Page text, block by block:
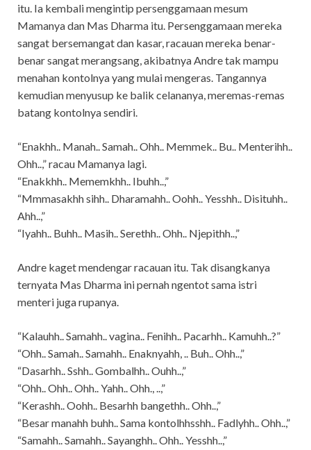
itu. Ia kembali mengintip persenggamaan mesum
Mamanya dan Mas Dharma itu. Persenggamaan mereka
sangat bersemangat dan kasar, racauan mereka benar-
benar sangat merangsang, akibatnya Andre tak mampu
menahan kontolnya yang mulai mengeras. Tangannya
kemudian menyusup ke balik celananya, meremas-remas
batang kontolnya sendiri.
“Enakhh.. Manah.. Samah.. Ohh.. Memmek.. Bu.. Menterihh..
Ohh..,” racau Mamanya lagi.
“Enakkhh.. Mememkhh.. Ibuhh..,”
“Mmmasakhh sihh.. Dharamahh.. Oohh.. Yesshh.. Disituhh..
Ahh..,”
“Iyahh.. Buhh.. Masih.. Serethh.. Ohh.. Njepithh..,”
Andre kaget mendengar racauan itu. Tak disangkanya
ternyata Mas Dharma ini pernah ngentot sama istri
menteri juga rupanya.
“Kalauhh.. Samahh.. vagina.. Fenihh.. Pacarhh.. Kamuhh..?”
“Ohh.. Samah.. Samahh.. Enaknyahh, .. Buh.. Ohh..,”
“Dasarhh.. Sshh.. Gombalhh.. Ouhh..,”
“Ohh.. Ohh.. Ohh.. Yahh.. Ohh., ..,”
“Kerashh.. Oohh.. Besarhh bangethh.. Ohh..,”
“Besar manahh buhh.. Sama kontolhhsshh.. Fadlyhh.. Ohh..,”
“Samahh.. Samahh.. Sayanghh.. Ohh.. Yesshh..,”